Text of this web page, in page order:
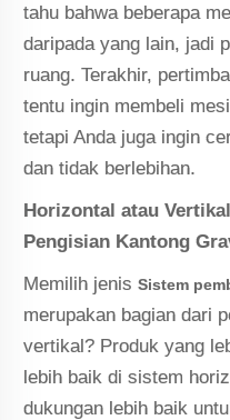
tahu bahwa beberapa
daripada yang lain, jadi
ruang. Terakhir,
tentu ingin membeli
tetapi Anda juga ingin
dan tidak berlebihan.
Horizontal atau
Pengisian Kantong
Memilih jenisSistem
merupakan bagian dari
vertikal? Produk yang
lebih baik di sistem
dukungan lebih baik